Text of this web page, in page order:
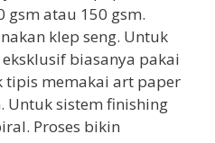
gsm atau 150 gsm.
klep seng. Untuk
biasanya pakai
tipis memakai art paper
Untuk sistem finishing
Proses bikin